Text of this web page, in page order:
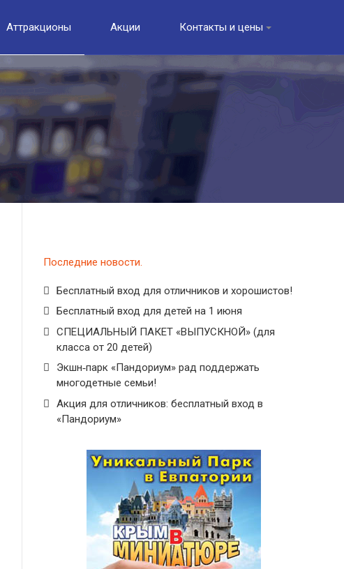
Аттракционы Акции Контакты и цены
Последние новости
Бесплатный вход для отличников и хорошистов!
Бесплатный вход для детей на 1 июня
СПЕЦИАЛЬНЫЙ ПАКЕТ «ВЫПУСКНОЙ» (для
класса от 20 детей)
Экшн‑парк «Пандориум» рад поддержать
многодетные семьи!
Акция для отличников: бесплатный вход в
«Пандориум»